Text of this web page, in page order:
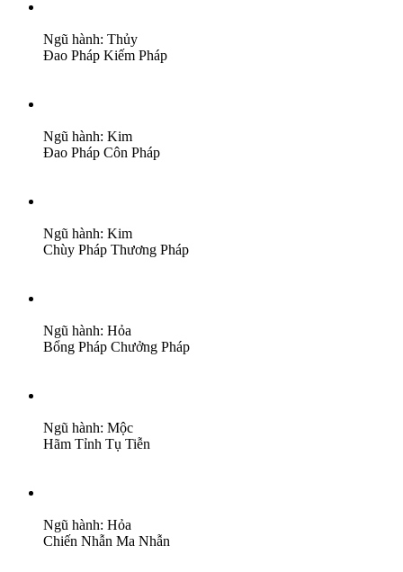
Ngũ hành: Thủy
Đao Pháp Kiếm Pháp
Ngũ hành: Kim
Đao Pháp Côn Pháp
Ngũ hành: Kim
Chùy Pháp Thương Pháp
Ngũ hành: Hỏa
Bổng Pháp Chưởng Pháp
Ngũ hành: Mộc
Hãm Tỉnh Tụ Tiễn
Ngũ hành: Hỏa
Chiến Nhẫn Ma Nhẫn